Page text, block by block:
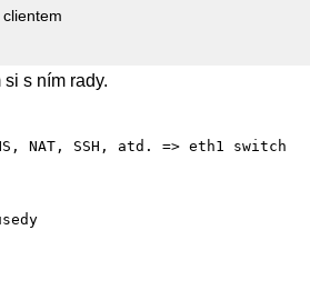
s ním rady.
NAT, SSH, atd. => eth1 switch